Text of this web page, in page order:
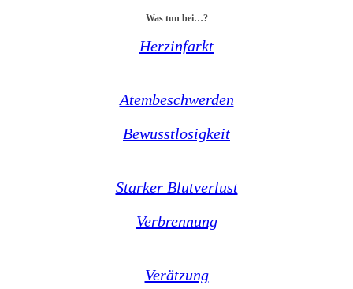
Was tun bei…?
Herzinfarkt
Atembeschwerden
Bewusstlosigkeit
Starker Blutverlust
Verbrennung
Verätzung